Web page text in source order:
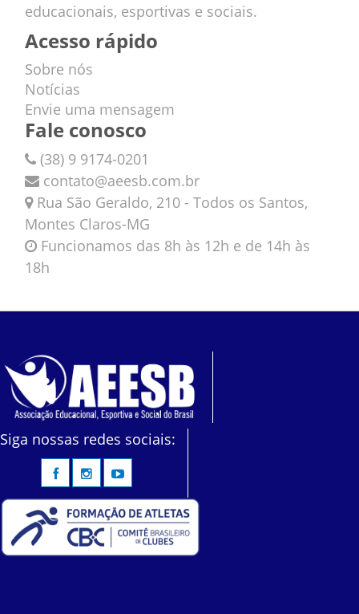
educacionais, esportivas e sociais.
Acesso rápido
Sobre nós
Notícias
Envie uma mensagem
Fale conosco
(38) 9 9174-0201
contato@aeesb.com.br
Rua São Geraldo, 210 - Todos os Santos,
Montes Claros-MG
Funcionamos das 8h às 12h e de 14h às
18h
Siga nossas redes sociais: